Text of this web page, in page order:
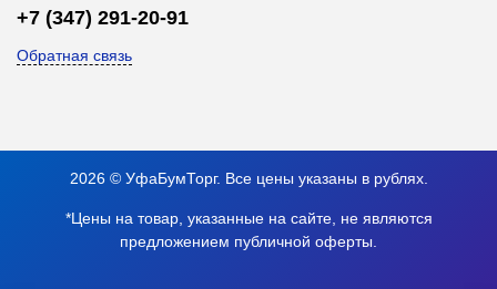
+7 (347) 291-20-91
Обратная связь
2026 © УфаБумТорг. Все цены указаны в рублях.
*Цены на товар, указанные на сайте, не являются
предложением публичной оферты.